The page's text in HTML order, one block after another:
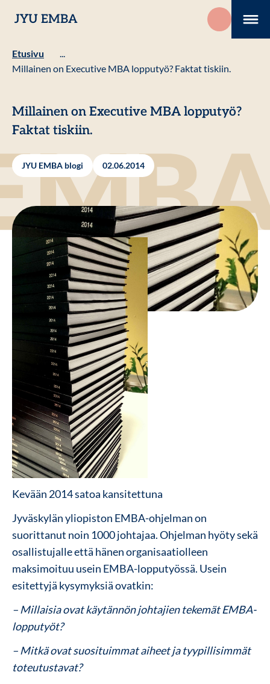
sisältöön
JYU EMBA
Etusivu
...
Millainen on Executive MBA lopputyö? Faktat tiskiin.
Millainen on Executive MBA lopputyö?
Faktat tiskiin.
JYU EMBA blogi 02.06.2014
Kevään 2014 satoa kansitettuna
Jyväskylän yliopiston EMBA-ohjelman on
suorittanut noin 1000 johtajaa. Ohjelman hyöty sekä
osallistujalle että hänen organisaatiolleen
maksimoituu usein EMBA-lopputyössä. Usein
esitettyjä kysymyksiä ovatkin:
– Millaisia ovat käytännön johtajien tekemät EMBA-
lopputyöt?
– Mitkä ovat suosituimmat aiheet ja tyypillisimmät
toteutustavat?